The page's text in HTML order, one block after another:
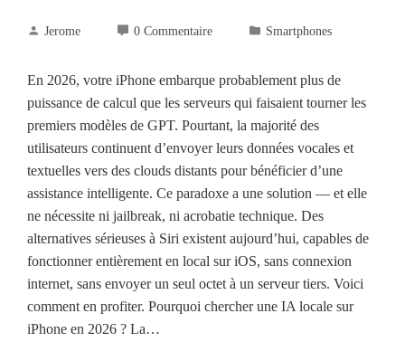
Jerome 0 Commentaire Smartphones
En 2026, votre iPhone embarque probablement plus de
puissance de calcul que les serveurs qui faisaient tourner les
premiers modèles de GPT. Pourtant, la majorité des
utilisateurs continuent d’envoyer leurs données vocales et
textuelles vers des clouds distants pour bénéficier d’une
assistance intelligente. Ce paradoxe a une solution — et elle
ne nécessite ni jailbreak, ni acrobatie technique. Des
alternatives sérieuses à Siri existent aujourd’hui, capables de
fonctionner entièrement en local sur iOS, sans connexion
internet, sans envoyer un seul octet à un serveur tiers. Voici
comment en profiter. Pourquoi chercher une IA locale sur
iPhone en 2026 ? La…